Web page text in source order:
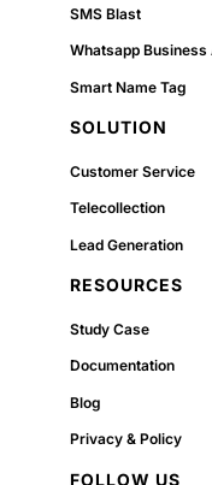
SMS Blast
Whatsapp Business
Smart Name Tag
SOLUTION
Customer Service
Telecollection
Lead Generation
RESOURCES
Study Case
Documentation
Blog
Privacy & Policy
FOLLOW US